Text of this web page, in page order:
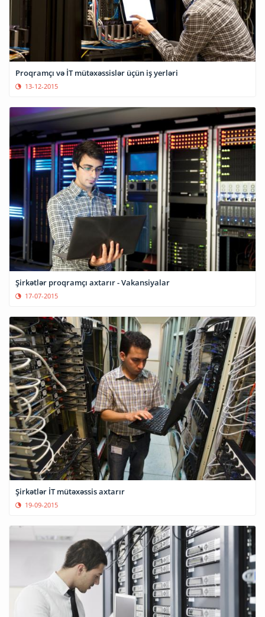
Proqramçı və İT mütəxəssislər üçün iş yerləri
13-12-2015
Şirkətlər proqramçı axtarır - Vakansiyalar
17-07-2015
Şirkətlər İT mütəxəssis axtarır
19-09-2015